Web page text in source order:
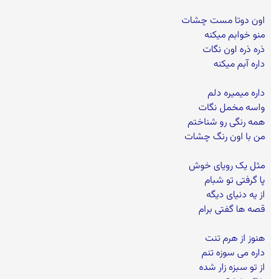
اون دوتا مست چشات
منو خوابم میکنه
ذره ذره اون نگات
داره آبم میکنه
داره میمیره دلم
واسه مخمل نگات
همه رنگی رو شناختم
من با اون رنگ چشات
مثل یک رویای خوش
پا گرفتی تو شبام
از یه دنیای دیگه
قصه ها گفتی برام
هنوز از هرم تنت
داره می سوزه تنم
از تو سبزه زار شده